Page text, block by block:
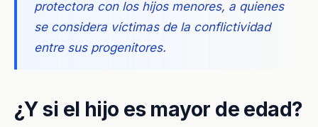
protectora con los hijos menores, a quienes
se considera víctimas de la conflictividad
entre sus progenitores.
¿Y si el hijo es mayor de edad?